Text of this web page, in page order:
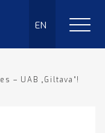
EN
– UAB „Giltava“!